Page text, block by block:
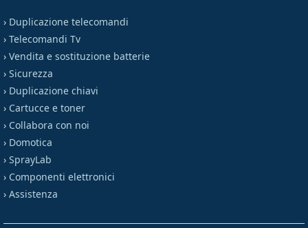
› Duplicazione telecomandi
› Telecomandi Tv
› Vendita e sostituzione batterie
› Sicurezza
› Duplicazione chiavi
› Cartucce e toner
› Collabora con noi
› Domotica
› SprayLab
› Componenti elettronici
› Assistenza